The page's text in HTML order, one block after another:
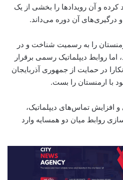
کرده و آن رویدادها را بخشی از یک
درگیری‌های آن دوره می‌داند.
استقلال ارمنستان را به رسمیت شناخت و در
اما روابط دیپلماتیک رسمی برقرار
سرانجام در سال ۱۹۹۳، آنکارا در حمایت از جمهوری آذربایجان
با ارمنستان را بست.
افزایش تماس‌های دیپلماتیک،
روابط میان دو همسایه وارد